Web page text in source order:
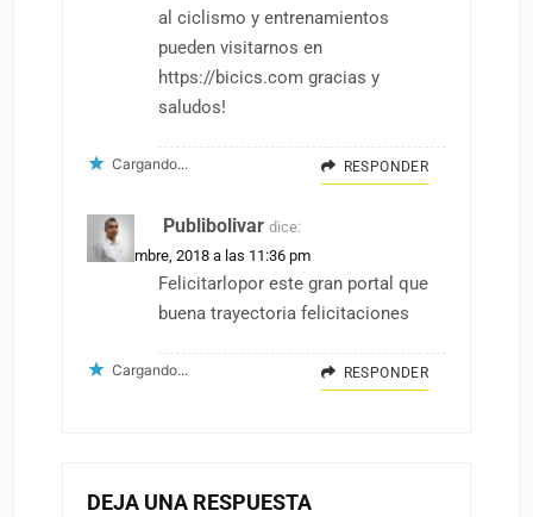
al ciclismo y entrenamientos
pueden visitarnos en
https://bicics.com gracias y
saludos!
Cargando... RESPONDER
Publibolivar dice:
2 noviembre, 2018 a las 11:36 pm
Felicitarlopor este gran portal que
buena trayectoria felicitaciones
Cargando... RESPONDER
DEJA UNA RESPUESTA